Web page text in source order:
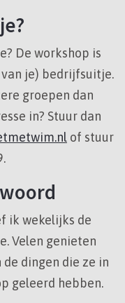
De workshop is
je) bedrijfsuitje.
groepen dan
in? Stuur dan
of stuur
ik wekelijks de
Velen genieten
dingen die ze in
geleerd hebben.